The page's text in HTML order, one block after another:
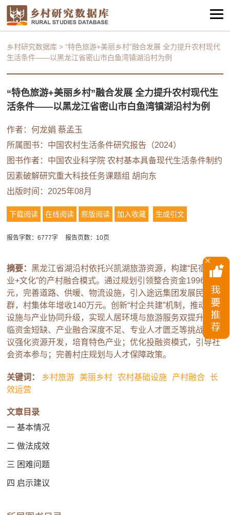
乡村研究数据库 >“特色旅游+美丽乡村”融合发展 全力提升农村现代
生活条件——以黑龙江省密山市白鱼湾镇湖沿村为例
“特色旅游+美丽乡村”融合发展 全力提升农村现代生
活条件——以黑龙江省密山市白鱼湾镇湖沿村为例
作者：何龙娟 蔡孟玉
所属图书： 中国农村生活条件研究报告（2024）
图书作者：中国农业科学院 农村基本具备现代生活条件制约
因素破解研究重大科技任务课题组 胡向东
出版时间：2025年08月
下载阅读 在线阅读 原版阅读 加入收藏 生成引文
报告字数：6777字 报告页数：10页
摘要： 黑龙江省湖沿村依托兴凯湖旅游资源，构建“民宿+农
业+文化”的产村融合模式。通过规划引领整合资金1996万
元，完善道路、供暖、物流设施，引入途远集团发展民宿集
群，村集体年增收140万元。创新“村企共建”机制，推动基础
设施与产业协同升级，实现人居环境与旅游服务双提升。面
临资金短缺、产业融合深度不足、专业人才匮乏等挑战。建
议强化资源开发，培育特色产业；优化投融资模式，引导社
会资本参与；完善村庄规划与人才保障政策。
关键词： 乡村旅游 美丽乡村 农村基础设施 产村融合
长
效运营
文章目录
一 基本情况
二 做法成效
三 困难问题
四 启示建议